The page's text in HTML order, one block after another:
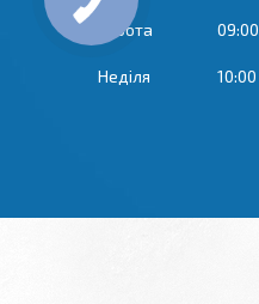
Субота 09:00
Неділя 10:00